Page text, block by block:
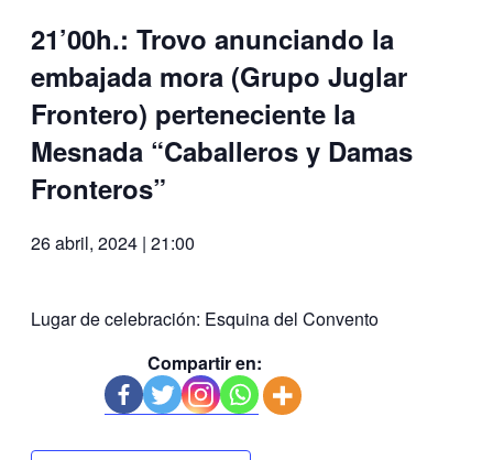
21’00h.: Trovo anunciando la
embajada mora (Grupo Juglar
Frontero) perteneciente la
Mesnada “Caballeros y Damas
Fronteros”
26 abril, 2024 | 21:00
Lugar de celebración: Esquina del Convento
Compartir en: